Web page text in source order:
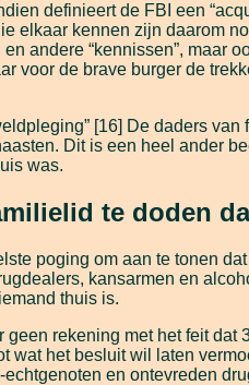
definieert de FBI een
elkaar kennen zijn daarom
andere “kennissen”, maar
voor de brave burger de
[16] De daders
Dit is een heel ander
was.
te doden
poging om aan te tonen
kansarmen en
thuis is.
rekening met het feit dat
het besluit wil laten
en ontevreden